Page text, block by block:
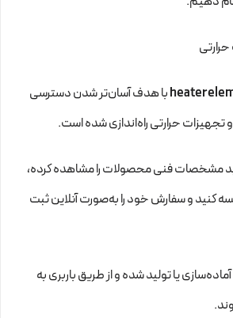
با هدف آسان‌تر شدن دسترسی
تجهیزات حرارتی راه‌اندازی شده است.
مشخصات فنی محصولات را مشاهده کرده،
کنید و سفارش خود را به‌صورت آنلاین ثبت
یا تولید شده و از طریق باربری به